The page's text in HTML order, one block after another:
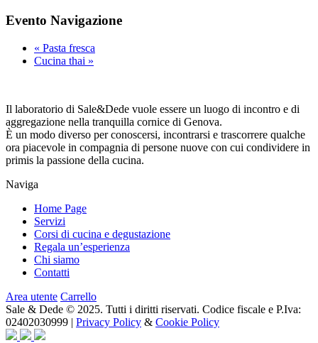
Evento Navigazione
« Pasta fresca
Cucina thai »
Il laboratorio di Sale&Dede vuole essere un luogo di incontro e di
aggregazione nella tranquilla cornice di Genova.
È un modo diverso per conoscersi, incontrarsi e trascorrere qualche
ora piacevole in compagnia di persone nuove con cui condividere in
primis la passione della cucina.
Naviga
Home Page
Servizi
Corsi di cucina e degustazione
Regala un’esperienza
Chi siamo
Contatti
Area utente Carrello
Sale & Dede © 2025. Tutti i diritti riservati. Codice fiscale e P.Iva:
02402030999 | Privacy Policy & Cookie Policy